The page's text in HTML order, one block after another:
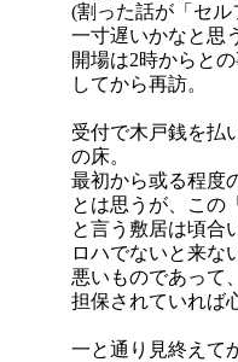
(割った話が「セル
一寸遅いかなと思
開場は2時からと
してから再訪。
受付で木戸銭を
の床。
最初から或る程度
とは思うが、この
と言う敷居は頃合
ロハでないと来な
悪いものであって
担保されていれば
一と通り見終えて